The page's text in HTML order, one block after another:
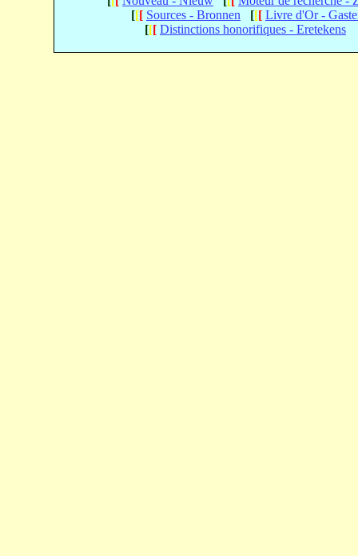
[[[ Sources - Bronnen [[[ Livre d'Or -
[[[ Distinctions honorifiques - Eretekens